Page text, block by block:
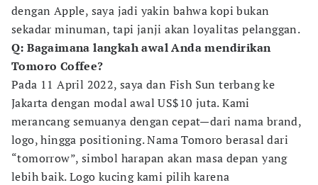
dengan Apple, saya jadi yakin bahwa kopi bukan
sekadar minuman, tapi janji akan loyalitas pelanggan.
Q: Bagaimana langkah awal Anda mendirikan
Tomoro Coffee?
Pada 11 April 2022, saya dan Fish Sun terbang ke
Jakarta dengan modal awal US$10 juta. Kami
merancang semuanya dengan cepat—dari nama brand,
logo, hingga positioning. Nama Tomoro berasal dari
“tomorrow”, simbol harapan akan masa depan yang
lebih baik. Logo kucing kami pilih karena